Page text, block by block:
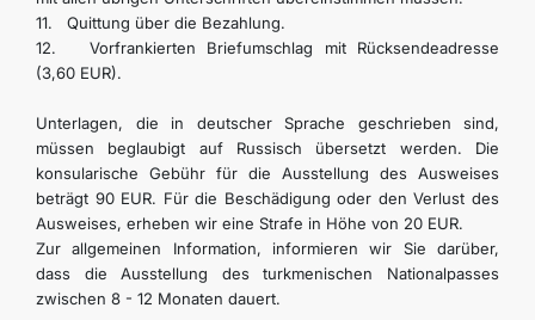
11. Quittung über die Bezahlung.
12. Vorfrankierten Briefumschlag mit Rücksendeadresse
(3,60 EUR).
Unterlagen, die in deutscher Sprache geschrieben sind,
müssen beglaubigt auf Russisch übersetzt werden. Die
konsularische Gebühr für die Ausstellung des Ausweises
beträgt 90 EUR. Für die Beschädigung oder den Verlust des
Ausweises, erheben wir eine Strafe in Höhe von 20 EUR.
Zur allgemeinen Information, informieren wir Sie darüber,
dass die Ausstellung des turkmenischen Nationalpasses
zwischen 8 - 12 Monaten dauert.